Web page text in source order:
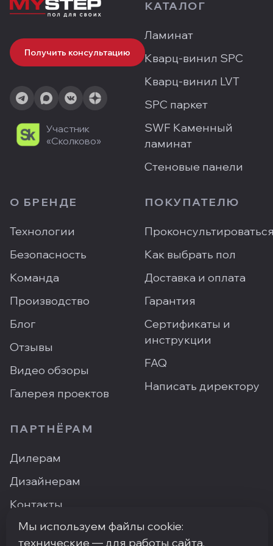
Получить консультацию
Участник
«Сколково»
КАТАЛОГ
Ламинат
Кварц-винил SPC
Кварц-винил LVT
SPC паркет
SWF Каменный
ламинат
Стеновые панели
О БРЕНДЕ
Технологии
Безопасность
Команда
Производство
Блог
Отзывы
Видео обзоры
Галерея проектов
ПОКУПАТЕЛЮ
Как выбрать пол
Доставка и оплата
Гарантия
Сертификаты и
инструкции
FAQ
Написать директору
ПАРТНЁРАМ
Дилерам
Дизайнерам
Контакты
Где купить
Мы используем файлы cookie:
технические — для работы сайта,